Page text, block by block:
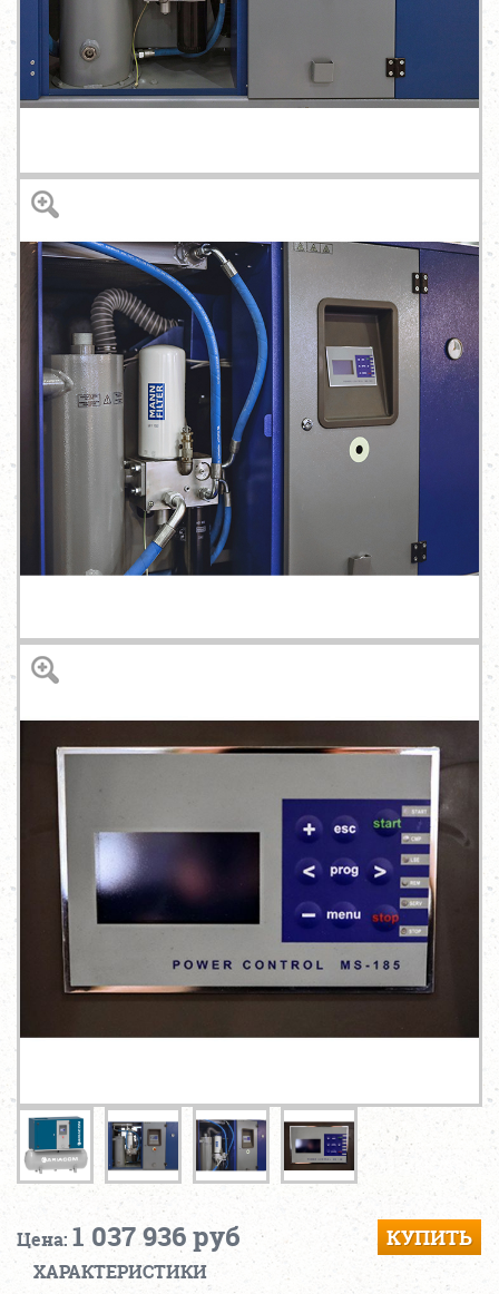
Цена: 1 037 936 руб КУПИТЬ
ХАРАКТЕРИСТИКИ